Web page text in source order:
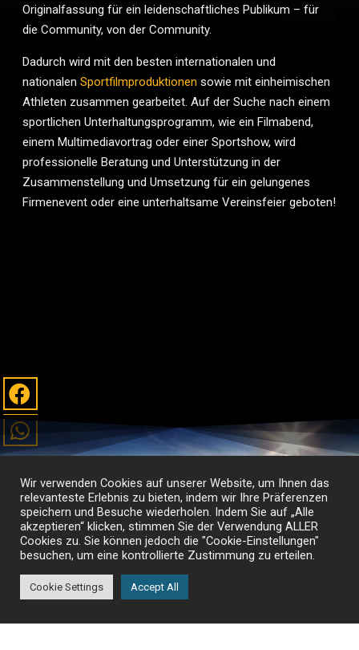
Originalfassung für ein leidenschaftliches Publikum – für
die Community, von der Community.
Dadurch wird mit den besten internationalen und
nationalen Sportfilmproduktionen sowie mit einheimischen
Athleten zusammen gearbeitet. Auf der Suche nach einem
sportlichen Unterhaltungsprogramm, wie ein Filmabend,
einem Multimediavortrag oder einer Sportshow, wird
professionelle Beratung und Unterstützung in der
Zusammenstellung und Umsetzung für ein gelungenes
Firmenevent oder eine unterhaltsame Vereinsfeier geboten!
© Alp-Con 2011-2024 |Impressum
Kontakt
Wir verwenden Cookies auf unserer Website, um Ihnen das
relevanteste Erlebnis zu bieten, indem wir Ihre Präferenzen
speichern und Besuche wiederholen. Indem Sie auf „Alle
akzeptieren“ klicken, stimmen Sie der Verwendung ALLER
Cookies zu. Sie können jedoch die "Cookie-Einstellungen"
besuchen, um eine kontrollierte Zustimmung zu erteilen.
Cookie Settings Accept All